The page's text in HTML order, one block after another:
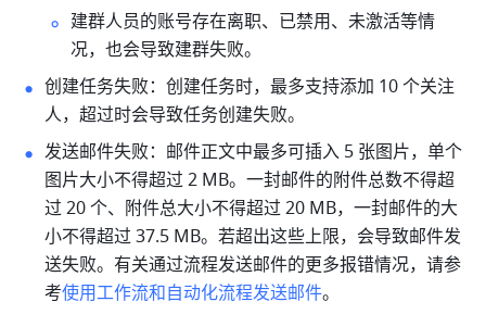
建群人员的账号存在离职、已禁用、未激活等情
况，也会导致建群失败。
创建任务失败：创建任务时，最多支持添加 10 个关注
人，超过时会导致任务创建失败。
发送邮件失败：邮件正文中最多可插入 5 张图片，单个
图片大小不得超过 2 MB。一封邮件的附件总数不得超
过 20 个、附件总大小不得超过 20 MB，一封邮件的大
小不得超过 37.5 MB。若超出这些上限，会导致邮件发
送失败。有关通过流程发送邮件的更多报错情况，请参
考使用工作流和自动化流程发送邮件。